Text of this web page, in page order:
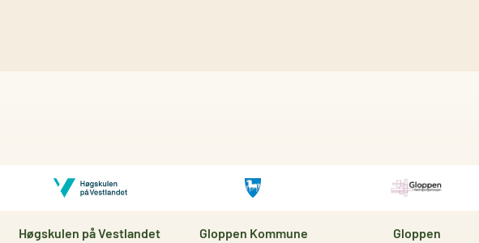
Høgskulen på Vestlandet Gloppen Kommune
Gloppen